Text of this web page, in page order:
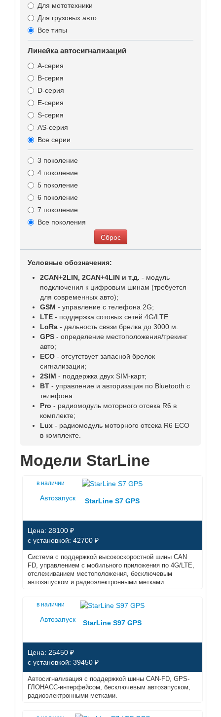
Для мототехники
Для грузовых авто
Все типы
Линейка автосигнализаций
A-серия
B-серия
D-серия
E-серия
S-серия
AS-серия
Все серии
3 поколение
4 поколение
5 поколение
6 поколение
7 поколение
Все поколения
Сброс
Условные обозначения:
2CAN+2LIN, 2CAN+4LIN и т.д. - модуль
подключения к цифровым шинам (требуется
для современных авто);
GSM - управление с телефона 2G;
LTE - поддержка сотовых сетей 4G/LTE.
LoRa - дальность связи брелка до 3000 м.
GPS - определение местоположения/трекинг
авто;
ECO - отсутствует запасной брелок
сигнализации;
2SIM - поддержка двух SIM-карт;
BT - управление и авторизация по Bluetooth с
телефона.
Pro - радиомодуль моторного отсека R6 в
комплекте;
Lux - радиомодуль моторного отсека R6 ECO
в комплекте.
Модели StarLine
в наличии
Автозапуск StarLine S7 GPS
Цена: 28100 ₽
с установкой: 42700 ₽
Система с поддержкой высокоскоростной шины CAN
FD, управлением с мобильного приложения по 4G/LTE,
отслеживанием местоположения, бесключевым
автозапуском и радиоэлектронными метками.
в наличии
Автозапуск StarLine S97 GPS
Цена: 25450 ₽
с установкой: 39450 ₽
Автосигнализация с поддержкой шины CAN-FD, GPS-
ГЛОНАСС-интерфейсом, бесключевым автозапуском,
радиоэлектронными метками.